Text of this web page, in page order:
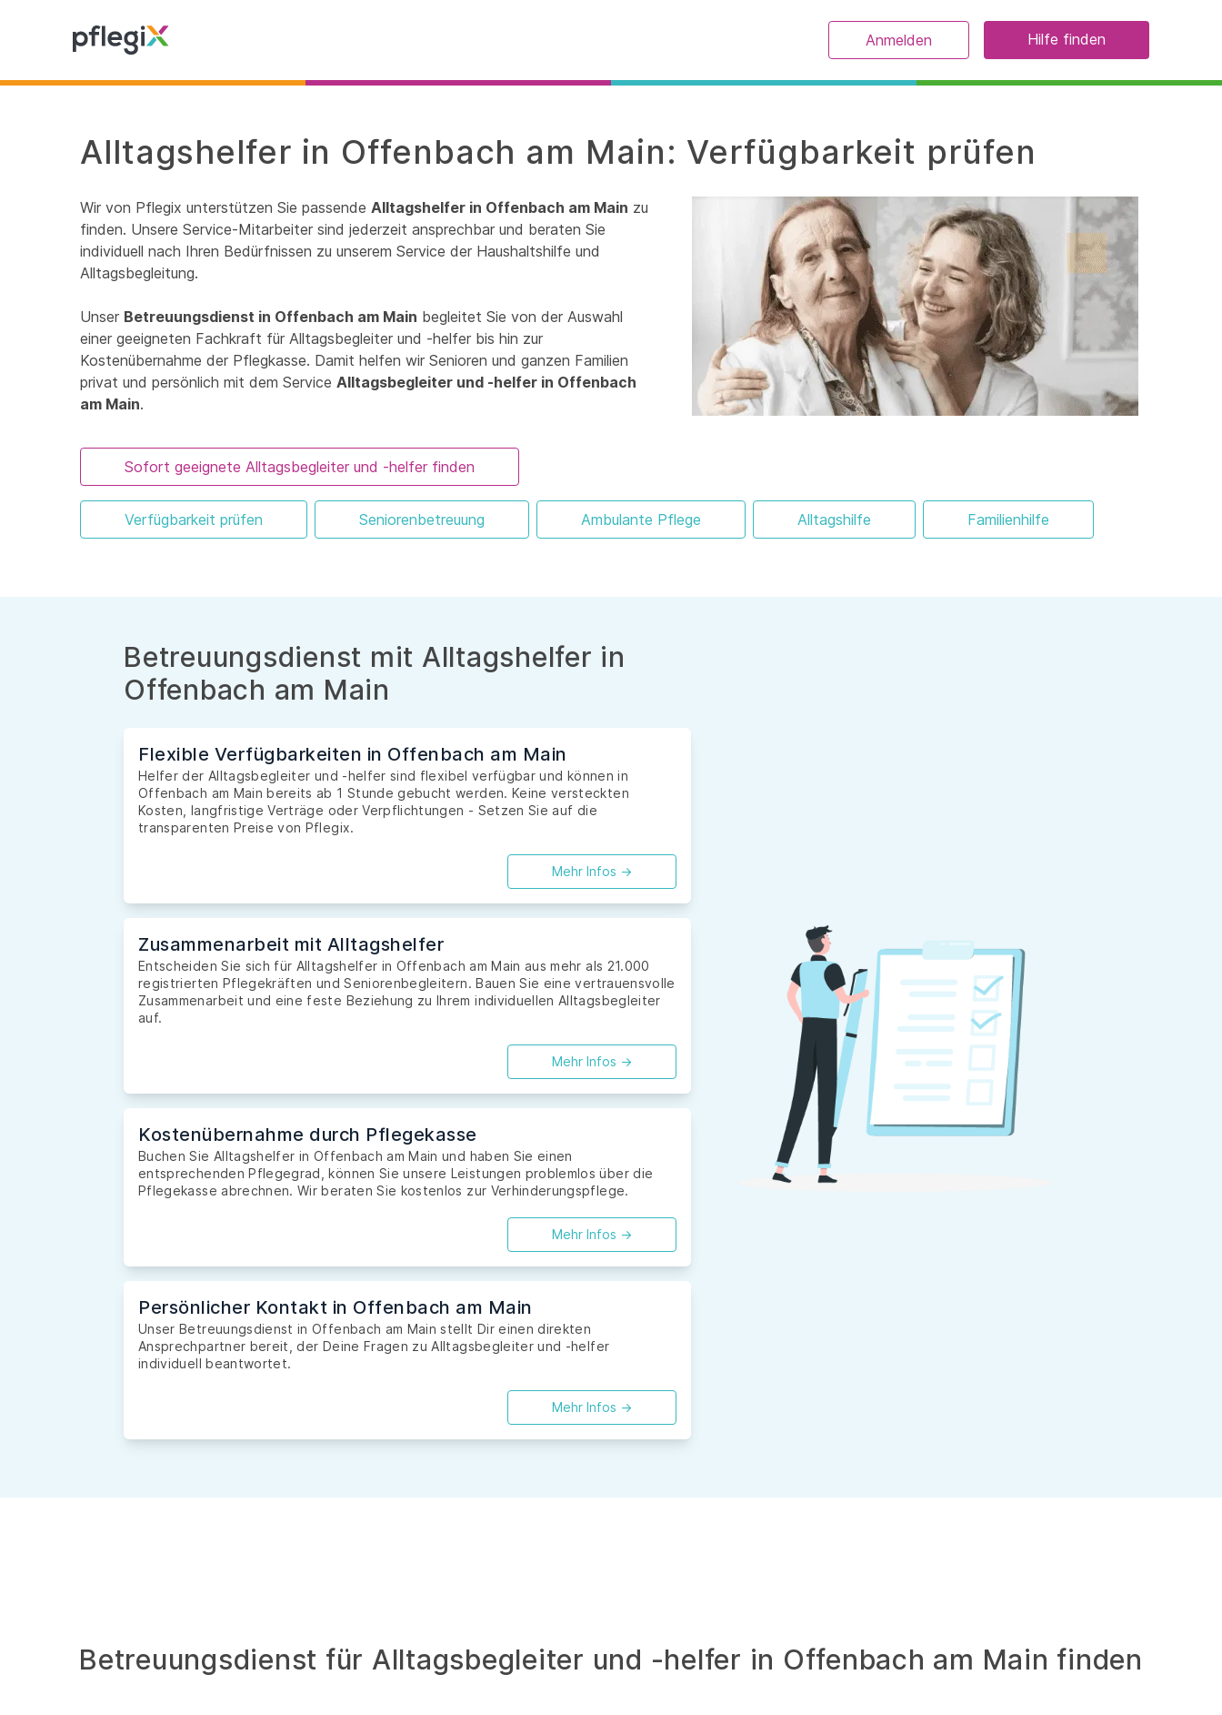
Anmelden Hilfe finden
Alltagshelfer in Offenbach am Main: Verfügbarkeit prüfen
Wir von Pflegix unterstützen Sie passende Alltagshelfer in Offenbach am Main zu
finden. Unsere Service-Mitarbeiter sind jederzeit ansprechbar und beraten Sie
individuell nach Ihren Bedürfnissen zu unserem Service der Haushaltshilfe und
Alltagsbegleitung.
Unser Betreuungsdienst in Offenbach am Main begleitet Sie von der Auswahl
einer geeigneten Fachkraft für Alltagsbegleiter und -helfer bis hin zur
Kostenübernahme der Pflegkasse. Damit helfen wir Senioren und ganzen Familien
privat und persönlich mit dem Service Alltagsbegleiter und -helfer in Offenbach
am Main.
Sofort geeignete Alltagsbegleiter und -helfer finden
Verfügbarkeit prüfen Seniorenbetreuung Ambulante Pflege Alltagshilfe Familienhilfe
Betreuungsdienst mit Alltagshelfer in
Offenbach am Main
Flexible Verfügbarkeiten in Offenbach am Main
Helfer der Alltagsbegleiter und -helfer sind flexibel verfügbar und können in
Offenbach am Main bereits ab 1 Stunde gebucht werden. Keine versteckten
Kosten, langfristige Verträge oder Verpflichtungen - Setzen Sie auf die
transparenten Preise von Pflegix.
Mehr Infos ->
Zusammenarbeit mit Alltagshelfer
Entscheiden Sie sich für Alltagshelfer in Offenbach am Main aus mehr als 21.000
registrierten Pflegekräften und Seniorenbegleitern. Bauen Sie eine vertrauensvolle
Zusammenarbeit und eine feste Beziehung zu Ihrem individuellen Alltagsbegleiter
auf.
Mehr Infos ->
Kostenübernahme durch Pflegekasse
Buchen Sie Alltagshelfer in Offenbach am Main und haben Sie einen
entsprechenden Pflegegrad, können Sie unsere Leistungen problemlos über die
Pflegekasse abrechnen. Wir beraten Sie kostenlos zur Verhinderungspflege.
Mehr Infos ->
Persönlicher Kontakt in Offenbach am Main
Unser Betreuungsdienst in Offenbach am Main stellt Dir einen direkten
Ansprechpartner bereit, der Deine Fragen zu Alltagsbegleiter und -helfer
individuell beantwortet.
Mehr Infos ->
Betreuungsdienst für Alltagsbegleiter und -helfer in Offenbach am Main finden